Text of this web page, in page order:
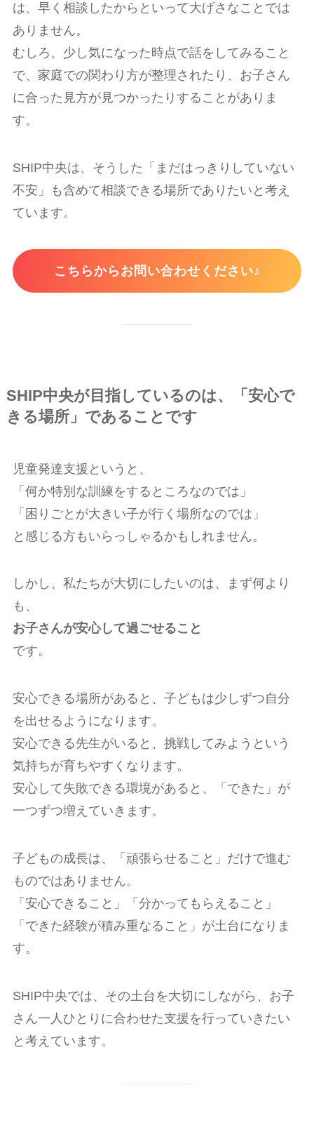
は、早く相談したからといって大げさなことでは
ありません。
むしろ、少し気になった時点で話をしてみること
で、家庭での関わり方が整理されたり、お子さん
に合った見方が見つかったりすることがありま
す。
SHIP中央は、そうした「まだはっきりしていない
不安」も含めて相談できる場所でありたいと考え
ています。
こちらからお問い合わせください♪
SHIP中央が目指しているのは、「安心で
きる場所」であることです
児童発達支援というと、
「何か特別な訓練をするところなのでは」
「困りごとが大きい子が行く場所なのでは」
と感じる方もいらっしゃるかもしれません。
しかし、私たちが大切にしたいのは、まず何より
も、
お子さんが安心して過ごせること
です。
安心できる場所があると、子どもは少しずつ自分
を出せるようになります。
安心できる先生がいると、挑戦してみようという
気持ちが育ちやすくなります。
安心して失敗できる環境があると、「できた」が
一つずつ増えていきます。
子どもの成長は、「頑張らせること」だけで進む
ものではありません。
「安心できること」「分かってもらえること」
「できた経験が積み重なること」が土台になりま
す。
SHIP中央では、その土台を大切にしながら、お子
さん一人ひとりに合わせた支援を行っていきたい
と考えています。